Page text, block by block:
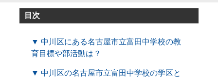
目次
▼ 中川区にある名古屋市立富田中学校の教
育目標や部活動は？
▼ 中川区の名古屋市立富田中学校の学区と